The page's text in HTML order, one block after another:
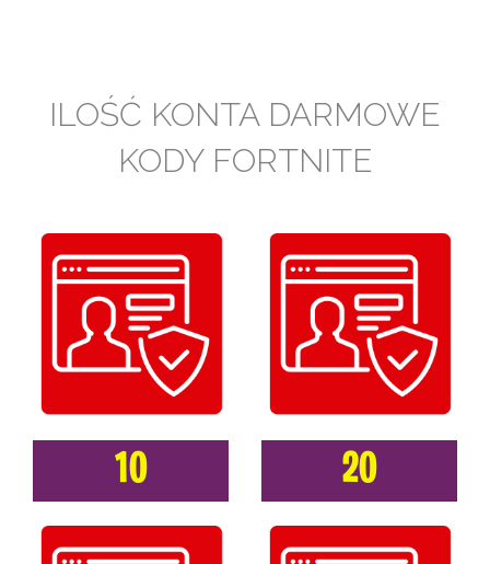
ILOŚĆ KONTA DARMOWE
KODY FORTNITE
10 20